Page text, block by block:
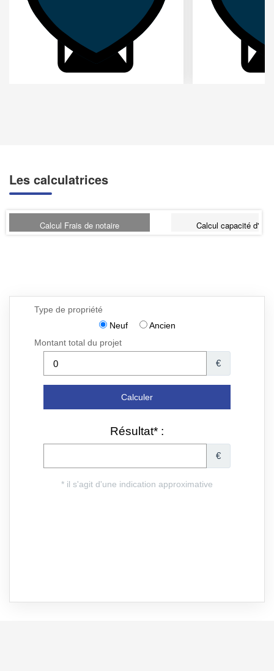
Les calculatrices
Calcul Frais de notaire Calcul capacité